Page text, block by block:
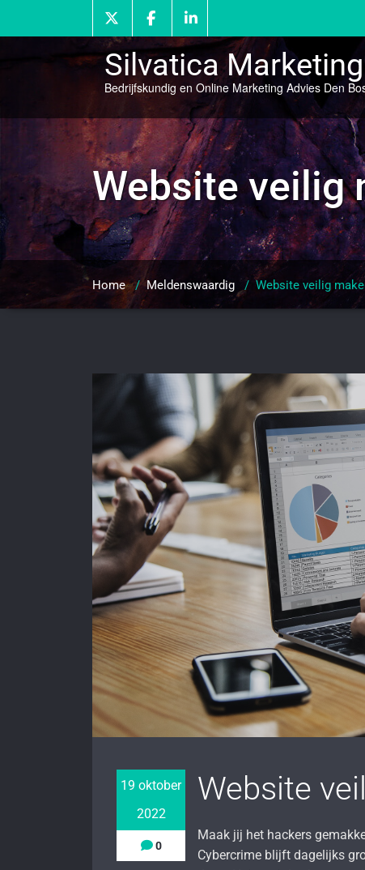
inhoud
Silvatica Marketing
Bedrijfskundig en Online Marketing Advies Den
Website veilig
Home/Meldenswaardig / Website veilig
19 oktober
2022
0
Website
Maak jij het hackers
Cybercrime blijft dagelijks